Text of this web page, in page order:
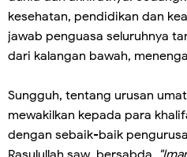
kesehatan, pendidikan dan
jawab penguasa seluruhnya
dari kalangan bawah,
Sungguh, tentang urusan
mewakilkan kepada para
dengan sebaik-baik